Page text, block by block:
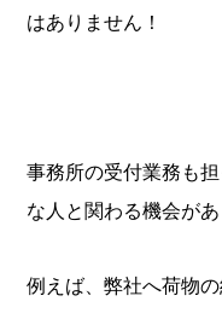
はありません！
事務所の受付業務も
な人と関わる機会があ
例えば、弊社へ荷物